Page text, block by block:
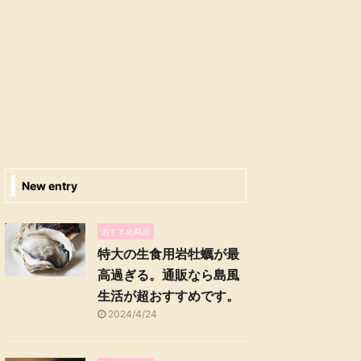
New entry
おすすめ商品
特大の生食用岩牡蠣が最
高過ぎる。通販なら島風
生活が超おすすめです。
2024/4/24